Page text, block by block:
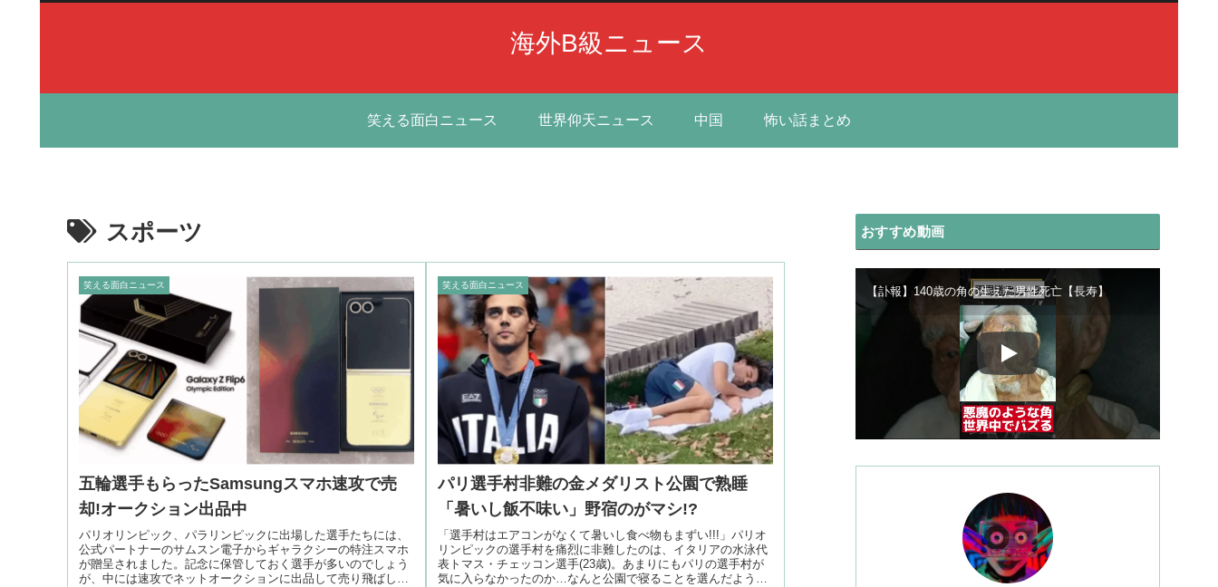
海外B級ニュース
笑える面白ニュース 世界仰天ニュース 中国 怖い話まとめ
スポーツ
笑える面白ニュース
五輪選手もらったSamsungスマホ速攻で売
却!オークション出品中
パリオリンピック、パラリンピックに出場した選手たちには、
公式パートナーのサムスン電子からギャラクシーの特注スマホ
が贈呈されました。記念に保管しておく選手が多いのでしょう
が、中には速攻でネットオークションに出品して売り飛ばして
笑える面白ニュース
パリ選手村非難の金メダリスト公園で熟睡
「暑いし飯不味い」野宿のがマシ!?
「選手村はエアコンがなくて暑いし食べ物もまずい!!!」パリオ
リンピックの選手村を痛烈に非難したのは、イタリアの水泳代
表トマス・チェッコン選手(23歳)。あまりにもパリの選手村が
気に入らなかったのか…なんと公園で寝ることを選んだような
おすすめ動画
【訃報】140歳の角の生えた男性死亡【長寿】